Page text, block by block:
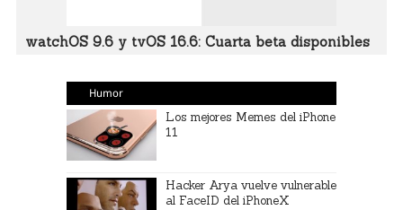
watchOS 9.6 y tvOS 16.6: Cuarta beta disponibles
Humor
Los mejores Memes del iPhone
11
Hacker Arya vuelve vulnerable
al FaceID del iPhoneX